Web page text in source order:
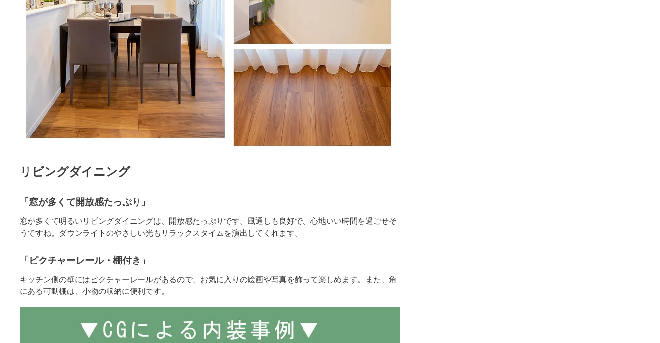
リビングダイニング
「窓が多くて開放感たっぷり」
窓が多くて明るいリビングダイニングは、開放感たっぷりです。風通しも良好で、心地いい時間を過ごせそ
うですね。ダウンライトのやさしい光もリラックスタイムを演出してくれます。
「ピクチャーレール・棚付き」
キッチン側の壁にはピクチャーレールがあるので、お気に入りの絵画や写真を飾って楽しめます。また、角
にある可動棚は、小物の収納に便利です。